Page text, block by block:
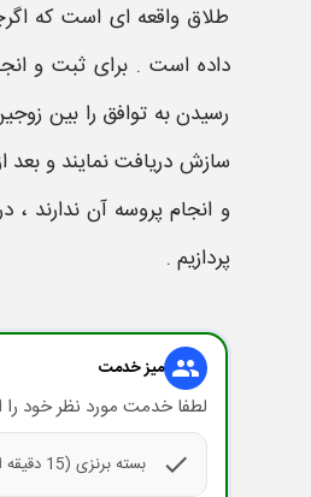
طلاق واقعه ای است که
داده است . برای ثبت و
رسیدن به توافق را بین
سازش دریافت نمایند و بعد
و انجام پروسه آن ندارند ،
پردازیم .
group میز خدمت
لطفا خدمت مورد نظر خود را
check بسته برنزی (15 دقیقه ای) حضور وکیل در دفترخانه برای ثبت طلاق